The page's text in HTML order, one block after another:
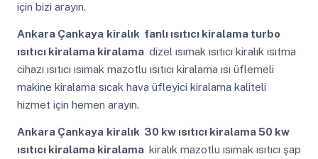
için bizi arayın.
Ankara Çankaya kiralık fanlı ısıtıcı kiralama turbo
ısıtıcı kiralama kiralama dizel ısımak ısıtıcı kiralık ısıtma
cihazı ısıtıcı ısımak mazotlu ısıtıcı kiralama ısı üflemeli
makine kiralama sıcak hava üfleyici kiralama kaliteli
hizmet için hemen arayın.
Ankara Çankaya kiralık 30 kw ısıtıcı kiralama 50 kw
ısıtıcı kiralama kiralama kiralık mazotlu ısımak ısıtıcı şap